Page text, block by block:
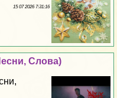
15 07 2026 7:31:16
Слова)